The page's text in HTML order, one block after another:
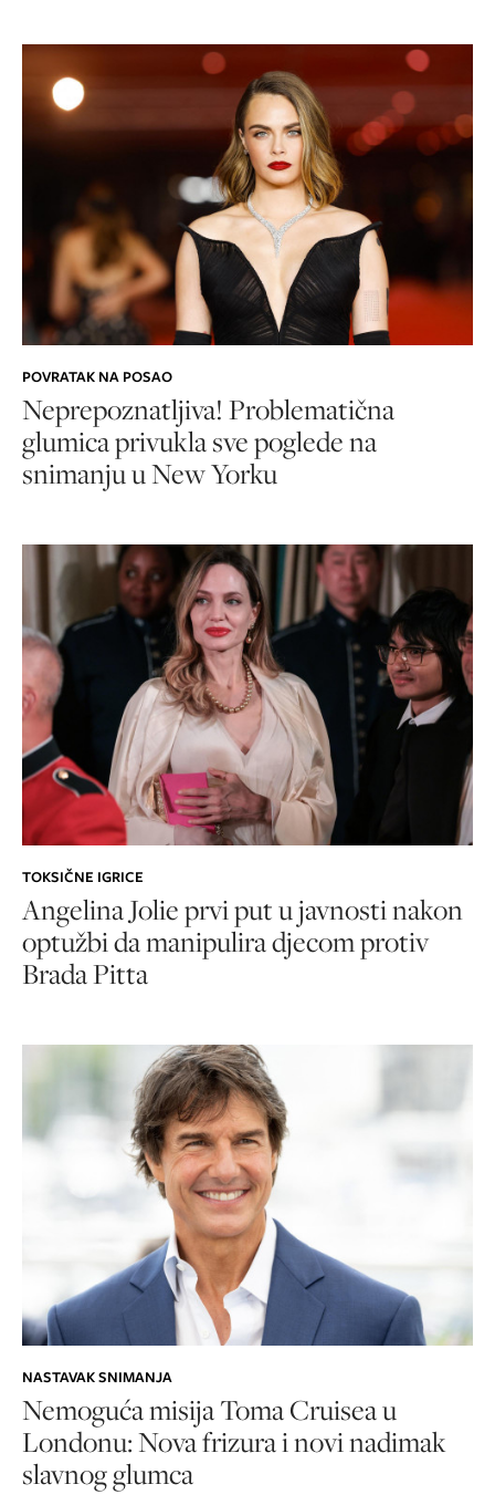
POVRATAK NA POSAO
Neprepoznatljiva! Problematična
glumica privukla sve poglede na
snimanju u New Yorku
TOKSIČNE IGRICE
Angelina Jolie prvi put u javnosti nakon
optužbi da manipulira djecom protiv
Brada Pitta
NASTAVAK SNIMANJA
Nemoguća misija Toma Cruisea u
Londonu: Nova frizura i novi nadimak
slavnog glumca